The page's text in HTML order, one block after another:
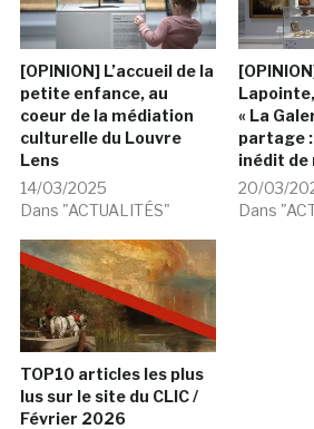
[OPINION] L’accueil de la
petite enfance, au
coeur de la médiation
culturelle du Louvre
Lens
14/03/2025
Dans "ACTUALITÉS"
« La
partage
inédit de
20/03/
Dans
TOP10 articles les plus
lus sur le site du CLIC /
Février 2026